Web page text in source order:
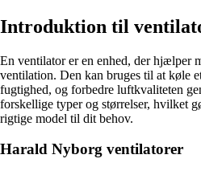
Introduktion til
En ventilator er en enhed, der hjælper
ventilation. Den kan bruges til at køle
fugtighed, og forbedre luftkvaliteten
forskellige typer og størrelser, hvilket
rigtige model til dit behov.
Harald Nyborg ventilatorer